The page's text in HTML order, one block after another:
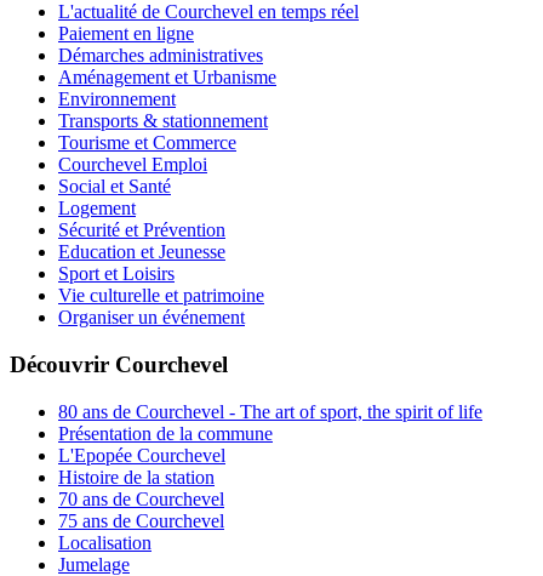
L'actualité de Courchevel en temps réel
Paiement en ligne
Démarches administratives
Aménagement et Urbanisme
Environnement
Transports & stationnement
Tourisme et Commerce
Courchevel Emploi
Social et Santé
Logement
Sécurité et Prévention
Education et Jeunesse
Sport et Loisirs
Vie culturelle et patrimoine
Organiser un événement
Découvrir Courchevel
80 ans de Courchevel - The art of sport, the spirit of life
Présentation de la commune
L'Epopée Courchevel
Histoire de la station
70 ans de Courchevel
75 ans de Courchevel
Localisation
Jumelage